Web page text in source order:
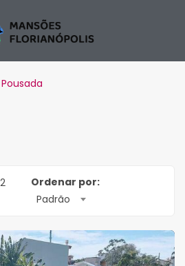
Pousada
Ordenar por:
Padrão